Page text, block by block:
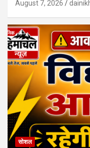
August 7, 2026
सोशल